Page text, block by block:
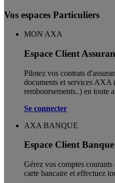
Vos espaces Particuliers
MON AXA
Espace Client
Pilotez vos contrats
documents et services AXA
remboursements..) en toute
Se connecter
AXA BANQUE
Espace Client Banque
Gérez vos comptes
carte bancaire et effectuez